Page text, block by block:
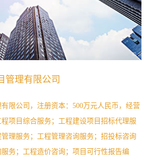
管理有限公司
限公司，注册资本：500万元人民币，经营
项目综合服务；工程建设项目招标代理服
理服务；工程管理咨询服务；招投标咨询
务；工程造价咨询；项目可行性报告编